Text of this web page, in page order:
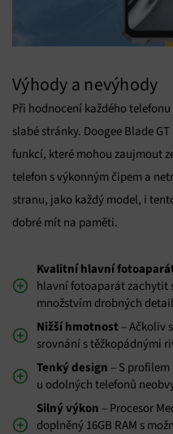
Výhody a nevýhody
Při hodnocení každého
slabé stránky. Doogee Blade
funkcí, které mohou zaujmout
telefon s výkonným čipem a
stranu, jako každý model, i
dobré mít na paměti.
Kvalitní hlavní
hlavní fotoaparát zachytit
množstvím drobných
Nižší hmotnost – Ačkoliv
srovnání s těžkopádnými
Tenký design – S
u odolných telefonů
Silný výkon – Procesor
doplněný 16GB RAM s